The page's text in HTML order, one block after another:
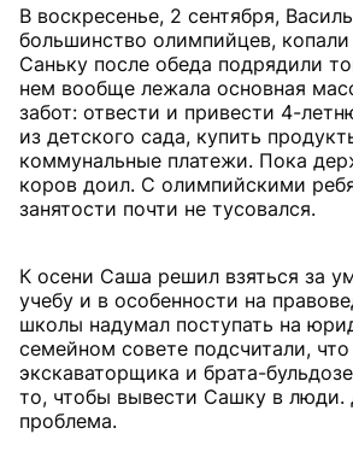
В воскресенье, 2 сентября,
большинство олимпийцев,
Саньку после обеда подрядили
нем вообще лежала основная
забот: отвести и привести 4-
из детского сада, купить
коммунальные платежи. Пока
коров доил. С олимпийскими
занятости почти не тусовался.
К осени Саша решил взяться за
учебу и в особенности на
школы надумал поступать на
семейном совете подсчитали,
экскаваторщика и брата-
то, чтобы вывести Сашку в люди.
проблема.